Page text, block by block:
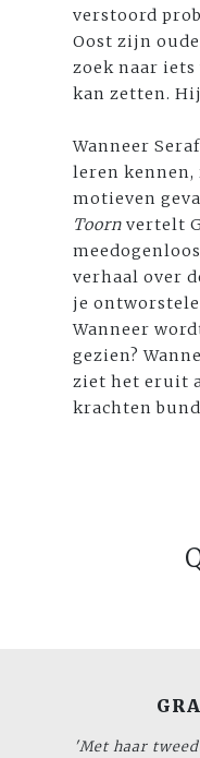
verstoord
Oost zijn
zoek naar
kan zetten.
Wanneer
leren kennen,
motieven
Toornvertelt
verhaal over
je
Wanneer
gezien?
ziet het eruit
krachten
'Met haar